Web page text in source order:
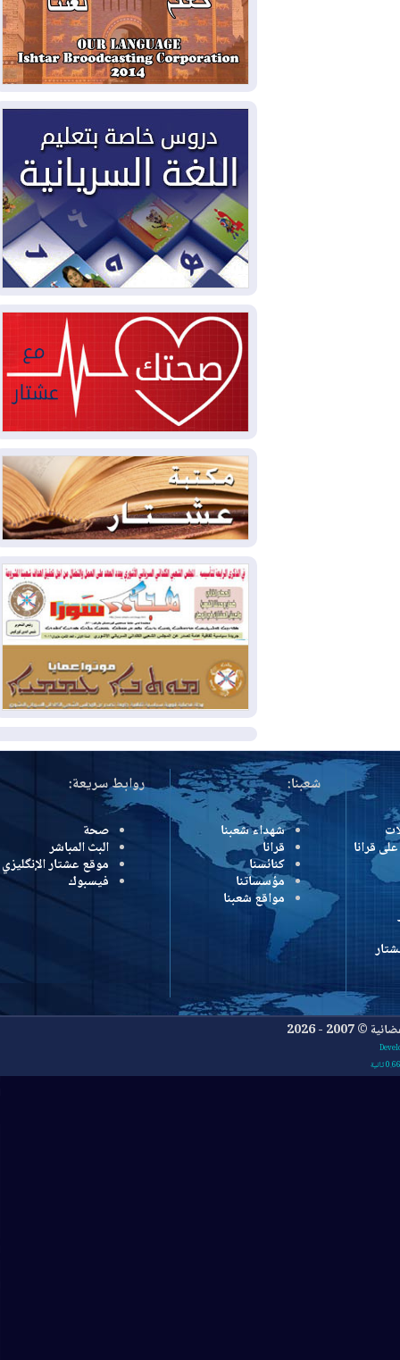
2026-08-05
لمدة عام.. بدء توريد 100
مليون قدم مكعب يومياً من غاز كورمور في
إقليم كوردستان إلى وزارة الكهرباء العراقية
2026-08-05
15كارثة بيئية ومناخية ترسم
ملامح أخطر التحديات التي تواجه العراق
2026-08-05
حرائق فرنسا.. توقيف 402
شخص بينهم 156 قاصرا منذ بداية موسم
الحرائق
2026-08-04سومو: إنتاج النفط في إقليم
كوردستان انخفض إلى أقل من 10%
2026-08-04ملفات حقبة الكاظمي تعود إلى
الواجهة.. أنباء عن مراجعات قضائية
وتحقيقات أوسع في قضايا فساد
2026-08-04
بيترو يشكو تزوير الانتخابات
الرئاسية ويحذر من "حرب أهلية" في
كولومبيا
2026-08-03رئيس إقليم كوردستان في
دمشق في زيارة رسمية
2026-08-03العراق يؤكد مجدداً التزامه
بمنع الهجمات على الدول المجاورة
2026-08-03
العجز والاقتراض يطوقان
المالية العراقية.. اقتراض يتجاوز 3 تريليونات
دينار!
2026-08-03كوبا تغرق في الظلام مجددا
وانهيار الشبكة الكهربائية
المزيد
شعبنا:
شهداء شعبنا
قرانا
كنائسنا
مؤسساتنا
مواقع شعبنا
روابط سريعة:
صحة
البث المباشر
موقع عشتار الإنگليزي
فيسبوك
2026